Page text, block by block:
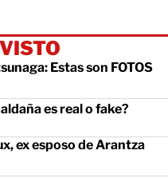
Estas son FOTOS
es real o fake?
ex esposo de Arantza